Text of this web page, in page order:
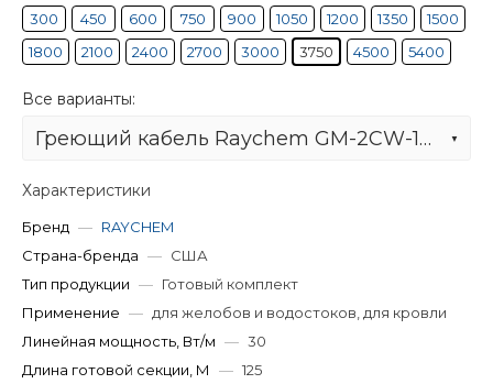
300 450 600 750 900 1050 1200 1350
1500
1800
2100 2400 2700 3000 3750 4500 5400
Все варианты:
Греющий кабель Raychem GM-2CW-125M
Характеристики
Бренд — RAYCHEM
Страна-бренда — США
Тип продукции — Готовый комплект
Применение — для желобов и водостоков, для кровли
Линейная мощность, Вт/м — 30
Длина готовой секции, М
— 125